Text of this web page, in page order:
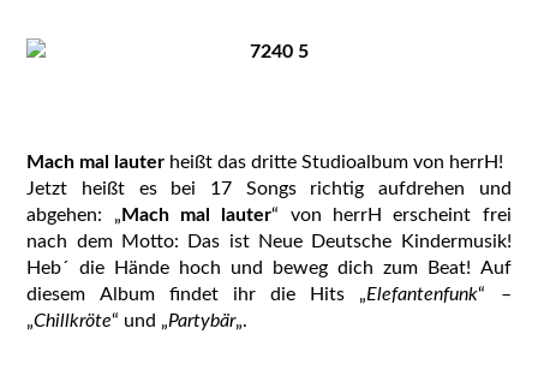
Mach mal lauter heißt das dritte Studioalbum von herrH!
Jetzt heißt es bei 17 Songs richtig aufdrehen und
abgehen: „ Mach mal lauter“ von herrH erscheint frei
nach dem Motto: Das ist Neue Deutsche Kindermusik!
Heb´ die Hände hoch und beweg dich zum Beat! Auf
diesem Album findet ihr die Hits „Elefantenfunk“ –
„Chillkröte“ und „Partybär„.